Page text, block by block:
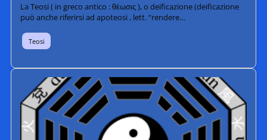
La Teosi ( in greco antico : θέωσις ), o deificazione (deificazione
può anche riferirsi ad apoteosi , lett. “rendere…
Teosi